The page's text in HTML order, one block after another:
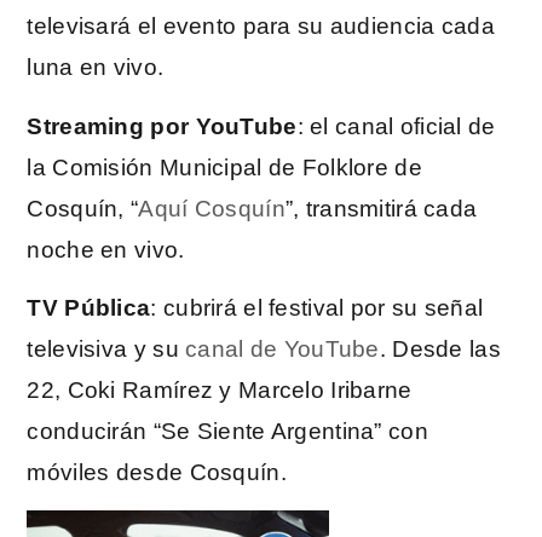
televisará el evento para su audiencia cada
luna en vivo.
Streaming por YouTube: el canal oficial de
la Comisión Municipal de Folklore de
Cosquín, “Aquí Cosquín”, transmitirá cada
noche en vivo.
TV Pública: cubrirá el festival por su señal
televisiva y sucanal de YouTube. Desde las
22, Coki Ramírez y Marcelo Iribarne
conducirán “Se Siente Argentina” con
móviles desde Cosquín.